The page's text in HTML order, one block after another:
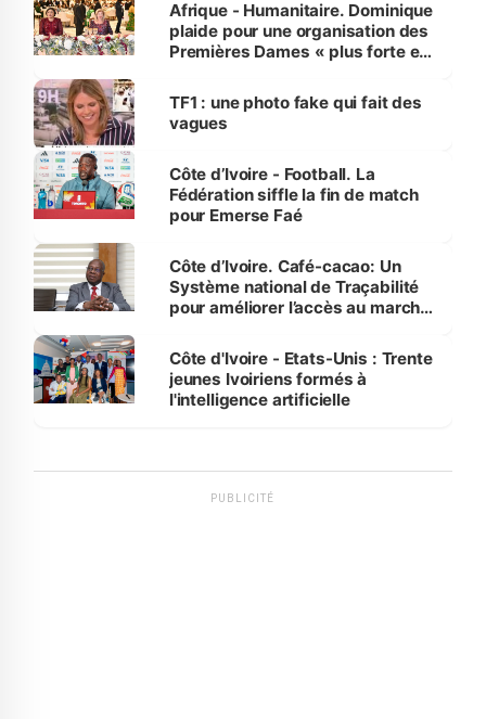
Afrique - Humanitaire. Dominique
plaide pour une organisation des
Premières Dames « plus forte et
sur la scène internationale »
TF1 : une photo fake qui fait des
vagues
Côte d’Ivoire - Football. La
Fédération siffle la fin de match
pour Emerse Faé
Côte d’Ivoire. Café-cacao: Un
Système national de Traçabilité
pour améliorer l’accès au marché
Côte d'Ivoire - Etats-Unis : Trente
jeunes Ivoiriens formés à
l'intelligence artificielle
PUBLICITÉ